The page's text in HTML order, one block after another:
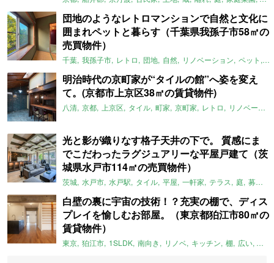
団地のようなレトロマンションで自然と文化に
囲まれペットと暮らす（千葉県我孫子市58㎡の
売買物件）
千葉 我孫子市 レトロ 団地 自然 リノベーション ペット
明治時代の京町家が“タイルの館”へ姿を変え
て。(京都市上京区38㎡の賃貸物件)
八清 京都 上京区 タイル 町家 京町家 レトロ リノベーション
光と影が織りなす格子天井の下で。 質感にま
でこだわったラグジュアリーな平屋戸建て（茨
城県水戸市114㎡の売買物件）
茨城 水戸市 水戸駅 タイル 平屋 一軒家 テラス 庭 募集中
白壁の裏に宇宙の技術！？充実の棚で、ディス
プレイを愉しむお部屋。（東京都狛江市80㎡の
賃貸物件）
東京 狛江市 1SLDK 南向き リノベ キッチン 棚 広い ガイ